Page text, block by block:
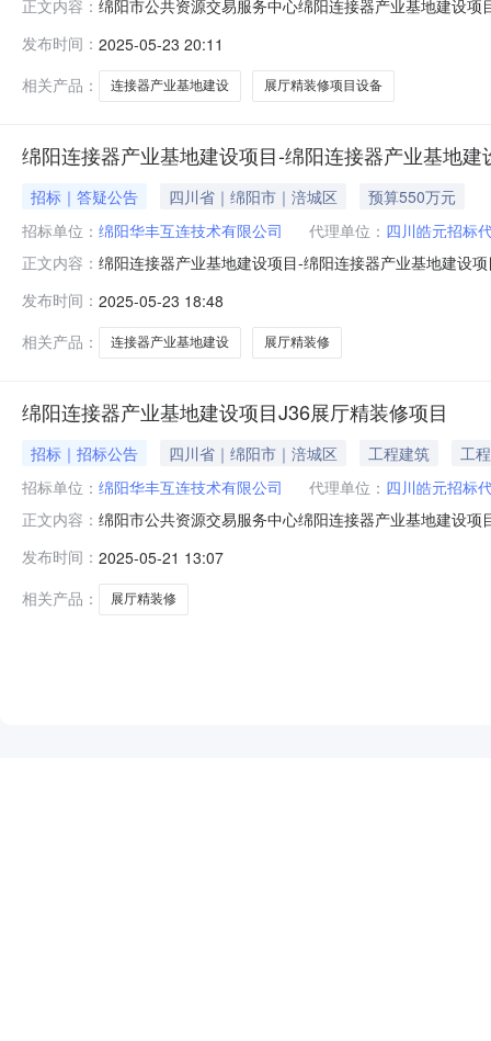
正文内容： 绵阳市公共资源交易服务中心绵阳连接器产业基地建设
的《安全生产许可证》；项目经理须具备建筑工程或机
联合体投标。联合体投标的
发布时间： 2025-05-23 20:11
相关产品：
连接器产业基地建设 展厅精装修项目设备
绵阳连接器产业基地建设项目-绵阳连接器产业基地
招标｜答疑公告 四川省｜绵阳市｜涪城区
预算550万元
招标单位： 绵阳华丰互连技术有限公司 代理单位： 四川皓元招标
正文内容： 绵阳连接器产业基地建设项目-绵阳连接器产业基地建设
式答疑澄清时间是否延期延期后开标时间延期后开标地
发布时间： 2025-05-23 18:48
相关产品：
连接器产业基地建设 展厅精装修
绵阳连接器产业基地建设项目J36展厅精装修项目
招标｜招标公告 四川省｜绵阳市｜涪城区 工程建筑
工程
招标单位： 绵阳华丰互连技术有限公司 代理单位： 四川皓元招标
正文内容： 绵阳市公共资源交易服务中心绵阳连接器产业基地建设
关名称)以川投资备【2206-510796-04-01-609549】
发布时间： 2025-05-21 13:07
相关产品：
展厅精装修